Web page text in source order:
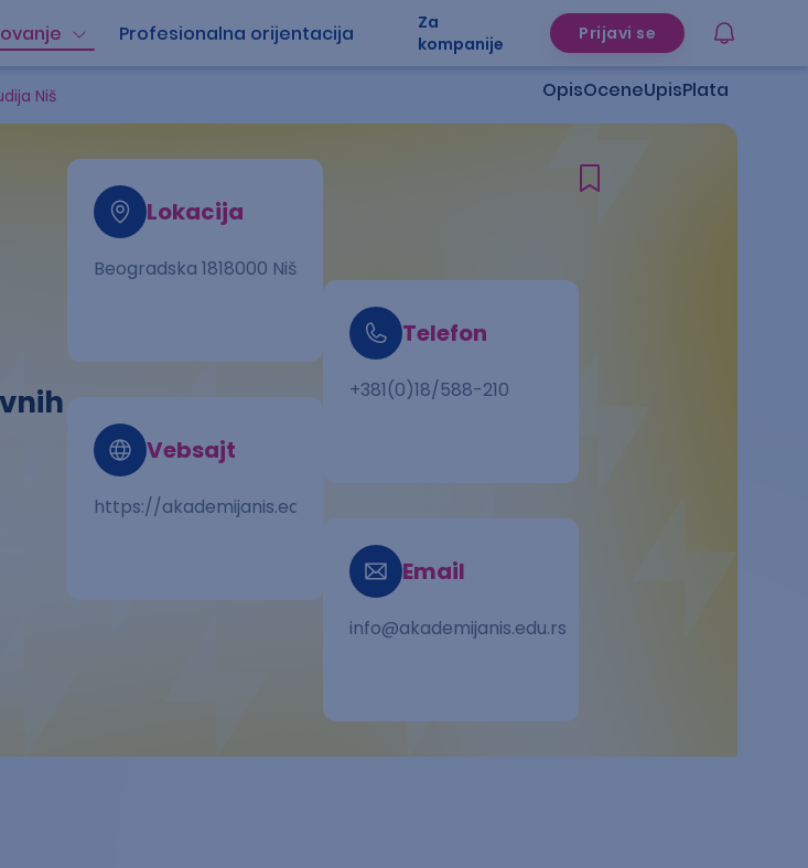
Profesionalna orijentacija
Za
kompanije
Prijavi se
Niš OpisOceneUpisPlata
Lokacija
Beogradska 1818000 Niš
Vebsajt
https://akademijanis.edu.rs
Telefon
+381(0)18/588-210
Email
info@akademijanis.edu.rs